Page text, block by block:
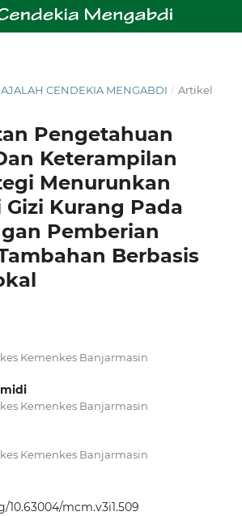
CENDEKIA MENGABDI / Artikel
Pengetahuan
Keterampilan
Menurunkan
Gizi Kurang Pada
Pemberian
Berbasis
Kemenkes Banjarmasin
Kemenkes Banjarmasin
Kemenkes Banjarmasin
10.63004/mcm.v3i1.509